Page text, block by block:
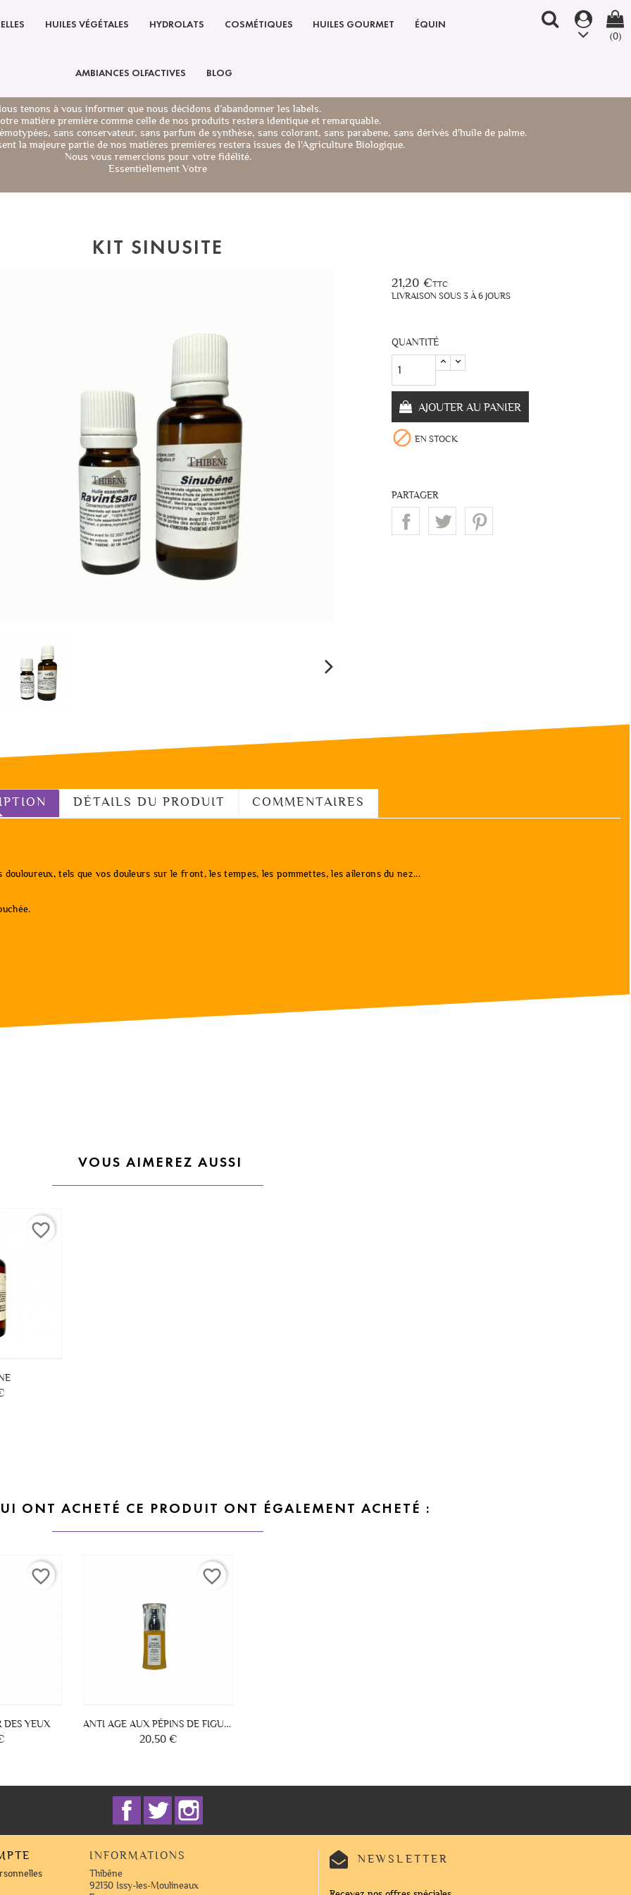
HUILES VÉGÉTALES HYDROLATS COSMÉTIQUES HUILES GOURMET ÉQUIN
AMBIANCES OLFACTIVES BLOG
(0)
tenons à vous informer que nous décidons d’abandonner les labels.
matière première comme celle de nos produits restera identique et remarquable.
sans conservateur, sans parfum de synthèse, sans colorant, sans parabene, sans dérivés d'huile de palme.
la majeure partie de nos matières premières restera issues de l'Agriculture Biologique.
Nous vous remercions pour votre fidélité.
Essentiellement Votre
KIT SINUSITE
21,20 €TTC
LIVRAISON SOUS 3 À 6 JOURS
QUANTITÉ
AJOUTER AU PANIER
 EN STOCK
PARTAGER
DÉTAILS DU PRODUIT COMMENTAIRES
tels que vos douleurs sur le front, les tempes, les pommettes, les ailerons du nez...
VOUS AIMEREZ AUSSI
favorite_border
ONT ACHETÉ CE PRODUIT ONT ÉGALEMENT ACHETÉ :
DES YEUX
favorite_border
ANTI AGE AUX PÉPINS DE FIGUE DE BARBARIE
Prix
20,50 €
favorite_border
FacebookTwitter
INFORMATIONS
Thibêne
92130 Issy-les-Moulineaux
NEWSLETTER